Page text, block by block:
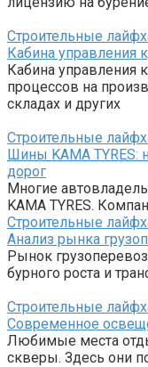
Строительные
Кабина управления
Кабина управления
процессов на
складах и других
Строительные
Шины KAMA TYRES:
дорог
Многие
KAMA TYRES.
Строительные
Анализ рынка
Рынок
бурного роста и
Строительные
Современное
Любимые места
скверы. Здесь они